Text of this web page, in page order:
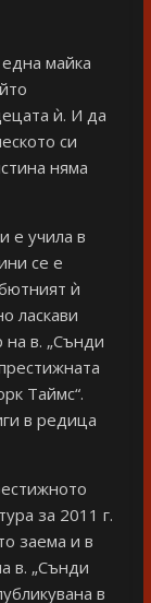
майка
ѝ. И да
си
няма
е учила в
се е
ѝ
ласкави
на в. „Сънди
Таймс“.
в редица
за 2011 г.
заема и в
в. „Сънди
в